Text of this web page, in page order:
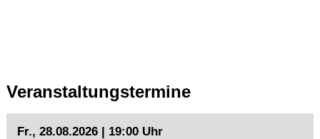
Veranstaltungstermine
Fr., 28.08.2026 | 19:00 Uhr